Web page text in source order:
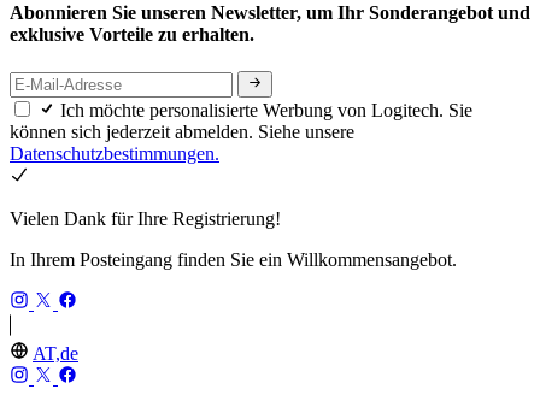
Abonnieren Sie unseren Newsletter, um Ihr Sonderangebot und
exklusive Vorteile zu erhalten.
Ich möchte personalisierte Werbung von Logitech. Sie
können sich jederzeit abmelden. Siehe unsere
Datenschutzbestimmungen.
Vielen Dank für Ihre Registrierung!
In Ihrem Posteingang finden Sie ein Willkommensangebot.
AT,de